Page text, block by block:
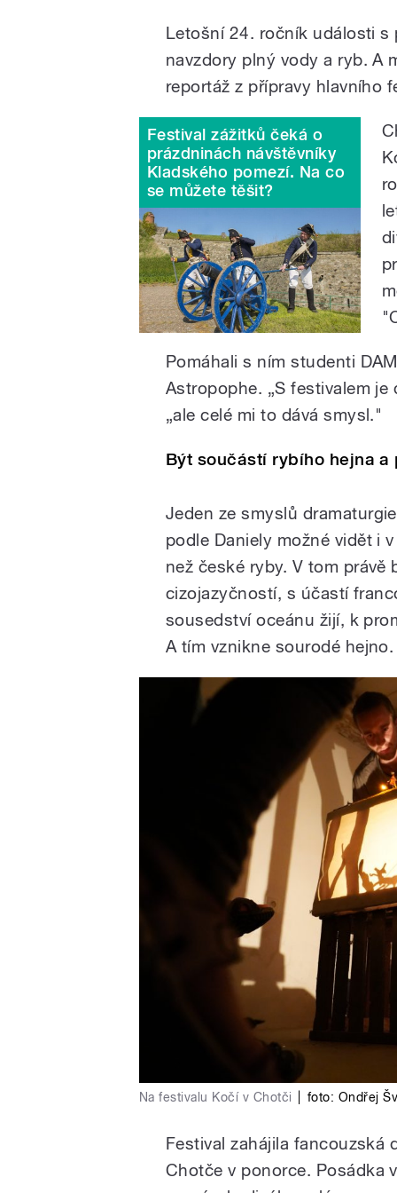
Letošní 24. ročník události
navzdory plný vody a ryb. A
reportáž z přípravy hlavního
Festival zážitků čeká o
prázdninách návštěvníky
Kladského pomezí. Na co
se můžete těšit?
Pomáhali s ním studenti
Astropophe. „S festivalem
„ale celé mi to dává smysl."
Být součástí rybího hejna a
Jeden ze smyslů
podle Daniely možné vidět i
než české ryby. V tom
cizojazyčností, s účastí
sousedství oceánu žijí, k
A tím vznikne sourodé hejno.
Na festivalu Kočí v Chotči foto: Ondřej
Festival zahájila fancouzská
Chotče v ponorce. Posádka